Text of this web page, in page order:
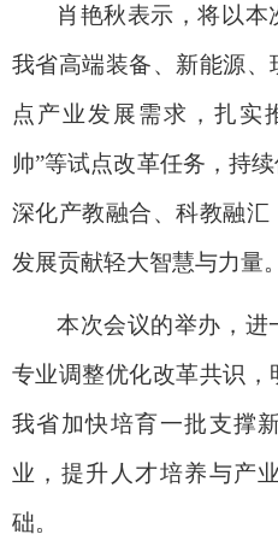
肖艳秋表示，将以
我省高端装备、新能源
点产业发展需求，扎实
帅”等试点改革任务，持
深化产教融合、科教融
发展贡献轻大智慧与力量。
本次会议的举办，进
专业调整优化改革共识
我省加快培育一批支撑
业，提升人才培养与产
础。